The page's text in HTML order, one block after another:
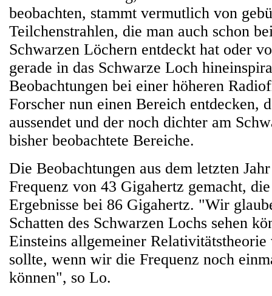
beobachten, stammt vermutlich von
Teilchenstrahlen, die man auch schon
Schwarzen Löchern entdeckt hat oder
gerade in das Schwarze Loch
Beobachtungen bei einer höheren
Forscher nun einen Bereich entdecken,
aussendet und der noch dichter am
bisher beobachtete Bereiche.
Die Beobachtungen aus dem letzten
Frequenz von 43 Gigahertz gemacht,
Ergebnisse bei 86 Gigahertz. "Wir
Schatten des Schwarzen Lochs sehen
Einsteins allgemeiner Relativitätstheorie
sollte, wenn wir die Frequenz noch
können", so Lo.